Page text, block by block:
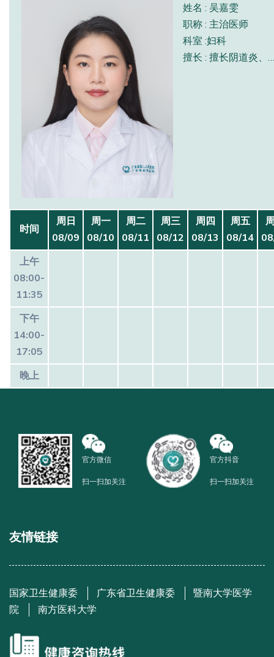
姓名 : 吴嘉雯
职称 : 主治医师
科室 :妇科
擅长 : 擅长阴道炎、生殖道HPV感染、女性生殖道良恶性肿瘤的诊断与治疗，掌握宫腔镜手术、计划生育手术等尖端特色技术，尤其在子宫肌瘤及子宫腺肌病、宫腔镜手术、计划生育手术方面经验独到，多年来累计完成各类妇科相关手术及诊疗病例数千例。
时间
周日
08/09
周一
08/10
周二
08/11
周三
08/12
周四
08/13
周五
08/14
上午
08:00-
11:35
下午
14:00-
17:05
晚上
官方微信
扫一扫加关注
官方抖音
扫一扫加关注
友情链接
国家卫生健康委 广东省卫生健康委
暨南大学医学
院
南方医科大学